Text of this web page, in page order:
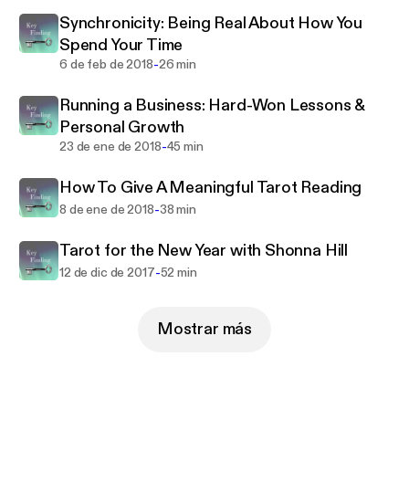
Synchronicity: Being Real About How You
Spend Your Time
6 de feb de 2018-26 min
Running a Business: Hard-Won Lessons &
Personal Growth
23 de ene de 2018-45 min
How To Give A Meaningful Tarot Reading
8 de ene de 2018-38 min
Tarot for the New Year with Shonna Hill
12 de dic de 2017-52 min
Mostrar más